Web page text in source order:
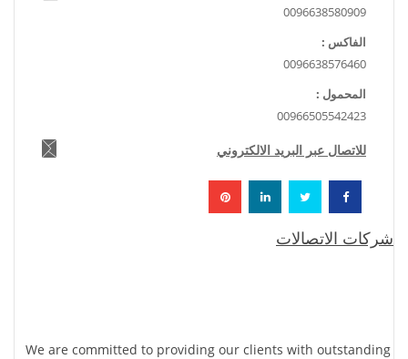
0096638580909
الفاكس :
0096638576460
المحمول :
00966505542423
للاتصال عبر البريد الالكتروني
شركات الاتصالات
We are committed to providing our clients with outstanding